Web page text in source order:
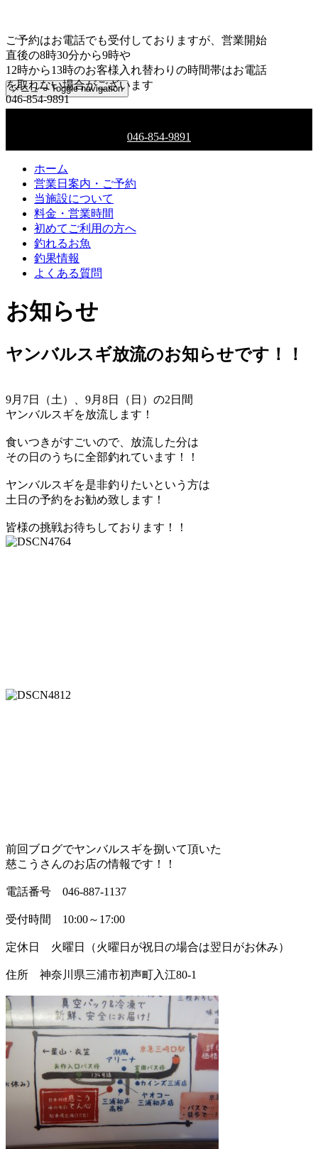
ご予約はお電話でも受付しておりますが、営業開始
直後の8時30分から9時や
12時から13時のお客様入れ替わりの時間帯はお電話
を取れない場合がございます
046-854-9891
メニューToggle navigation
046-854-9891
ホーム
営業日案内・ご予約
当施設について
料金・営業時間
初めてご利用の方へ
釣れるお魚
釣果情報
よくある質問
お知らせ
ヤンバルスギ放流のお知らせです！！
9月7日（土）、9月8日（日）の2日間
ヤンバルスギを放流します！
食いつきがすごいので、放流した分は
その日のうちに全部釣れています！！
ヤンバルスギを是非釣りたいという方は
土日の予約をお勧め致します！
皆様の挑戦お待ちしております！！
前回ブログでヤンバルスギを捌いて頂いた
慈こうさんのお店の情報です！！
電話番号 046-887-1137
受付時間 10:00～17:00
定休日 火曜日（火曜日が祝日の場合は翌日がお休み）
住所 神奈川県三浦市初声町入江80-1